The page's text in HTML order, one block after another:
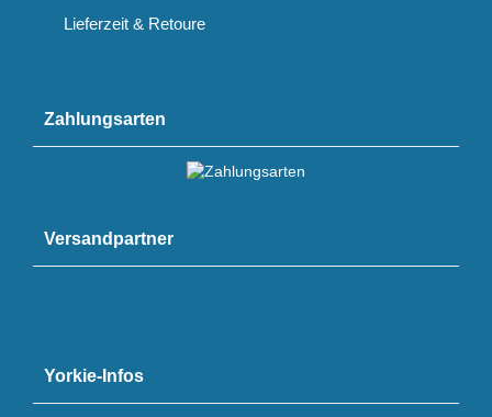
Lieferzeit & Retoure
Zahlungsarten
Versandpartner
Yorkie-Infos